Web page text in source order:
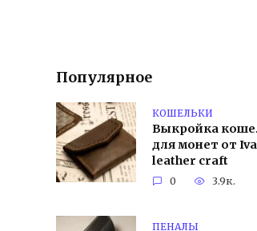
Популярное
КОШЕЛЬКИ
Выкройка
для монет от
leather craft
0 3.9к.
ПЕНАЛЫ